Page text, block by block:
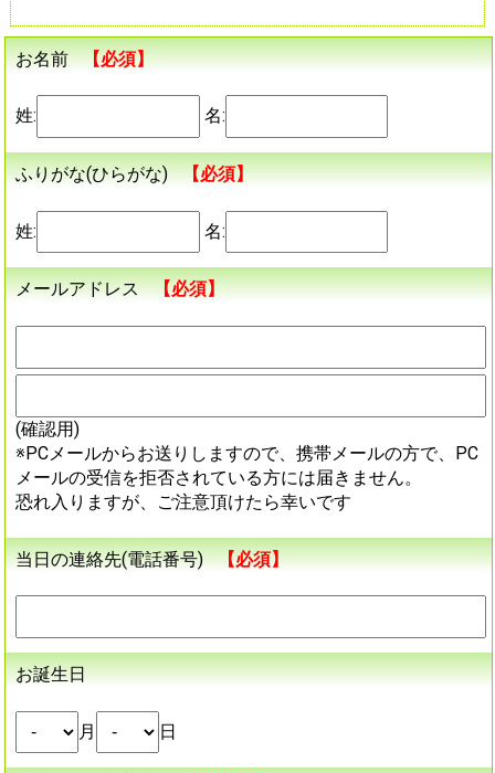
お名前 【必須】
姓: 名:
ふりがな(ひらがな) 【必須】
姓: 名:
メールアドレス 【必須】
(確認用)
※PCメールからお送りしますので、携帯メールの方で、PC
メールの受信を拒否されている方には届きません。
恐れ入りますが、ご注意頂けたら幸いです
当日の連絡先(電話番号) 【必須】
お誕生日
月 日